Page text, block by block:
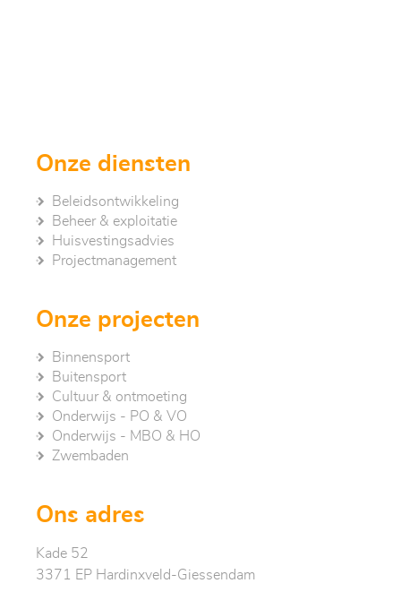
Onze diensten
Beleidsontwikkeling
Beheer & exploitatie
Huisvestingsadvies
Project­management
Onze projecten
Binnensport
Buitensport
Cultuur & ontmoeting
Onderwijs - PO & VO
Onderwijs - MBO & HO
Zwembaden
Ons adres
Kade 52
3371 EP Hardinxveld-Giessendam